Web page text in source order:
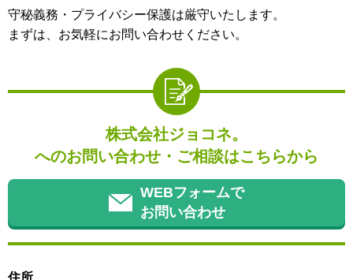
守秘義務・プライバシー保護は厳守いたします。
まずは、お気軽にお問い合わせください。
株式会社ジョコネ。
へのお問い合わせ・ご相談はこちらから
WEBフォームで
お問い合わせ